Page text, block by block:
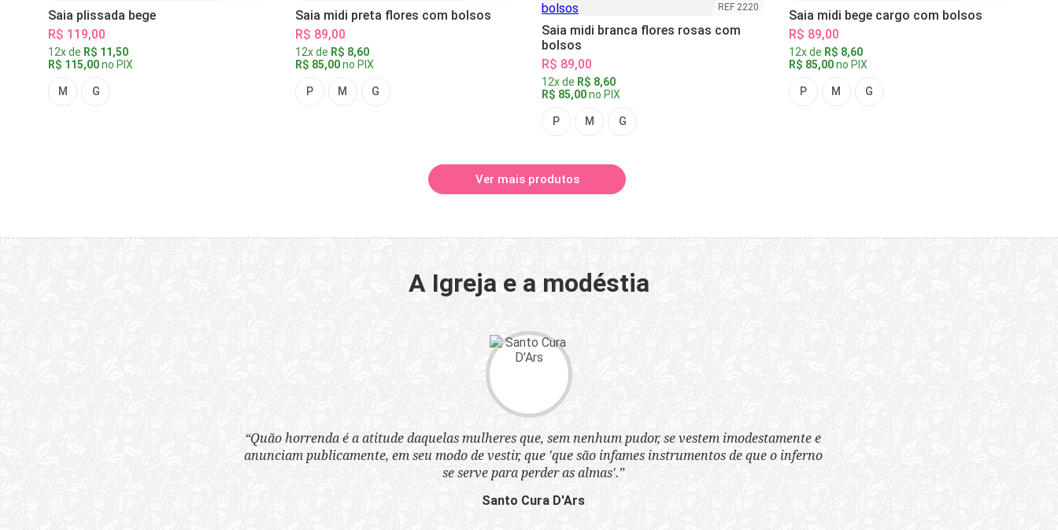
Saia plissada bege
R$ 119,00
12x de R$ 11,50
R$ 115,00no PIX
M G
Saia midi preta flores com bolsos
R$ 89,00
12x de R$ 8,60
R$ 85,00no PIX
P M G
REF 2220
Saia midi branca flores rosas com
bolsos
R$ 89,00
12x de R$ 8,60
R$ 85,00no PIX
P M G
Saia midi bege cargo com bolsos
R$ 89,00
12x de R$ 8,60
R$ 85,00no PIX
P M G
Ver mais produtos
A Igreja e a modéstia
“Quão horrenda é a atitude daquelas mulheres que, sem nenhum pudor, se vestem imodestamente e
anunciam publicamente, em seu modo de vestir, que 'que são infames instrumentos de que o inferno
se serve para perder as almas'.”
Santo Cura D'Ars